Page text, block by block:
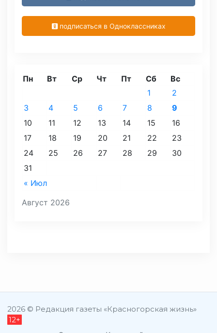
подписаться в Одноклассниках
Август 2026
Пн Вт Ср Чт Пт Сб Вс
« Июл
1
2
3
4 5 6 7 8
9
10
11 12 13 14 15
16
17
18 19 20 21 22
23
24
25 26 27 28 29
30
31
2026 © Редакция газеты «Красногорская жизнь»
12+